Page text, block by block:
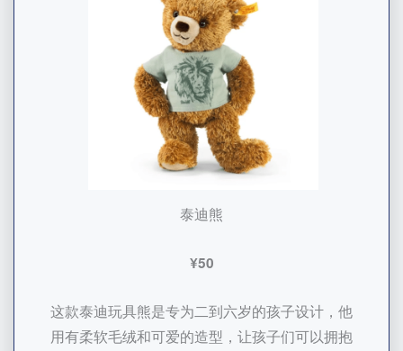
泰迪熊
¥50
这款泰迪玩具熊是专为二到六岁的孩子设计，他
用有柔软毛绒和可爱的造型，让孩子们可以拥抱